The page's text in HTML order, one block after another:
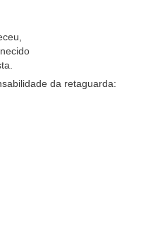
da retaguarda: